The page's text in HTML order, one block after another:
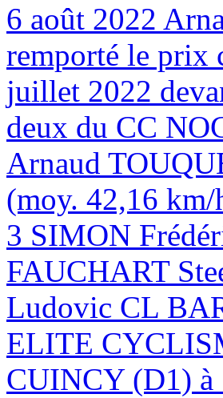
6 août 2022
remporté le prix
juillet 2022
deux du CC
Arnaud
(moy. 42,16
3 SIMON
FAUCHART
Ludovic CL
ELITE
CUINCY (D1) à